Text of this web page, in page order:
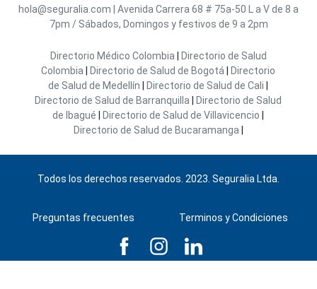
hola@seguralia.com Avenida Carrera 68 # 75a-50
L a V de 8 a
7pm / Sábados, Domingos y festivos de 9 a 2pm
Directorio Médico Colombia
Directorio de Salud
Colombia
Directorio de Salud de Bogotá
Directorio
de Salud de Medellín
Directorio de Salud de Cali
Directorio de Salud de Barranquilla
Directorio de Salud
de Ibagué
Directorio de Salud de Villavicencio
Directorio de Salud de Bucaramanga
Todos los derechos reservados. 2023. Seguralia Ltda.
Preguntas frecuentes Terminos y Condiciones